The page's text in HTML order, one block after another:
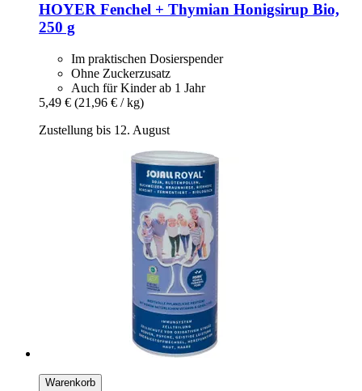
HOYER Fenchel + Thymian Honigsirup Bio,
250 g
Im praktischen Dosierspender
Ohne Zuckerzusatz
Auch für Kinder ab 1 Jahr
5,49 € (21,96 € / kg)
Zustellung bis 12. August
Warenkorb